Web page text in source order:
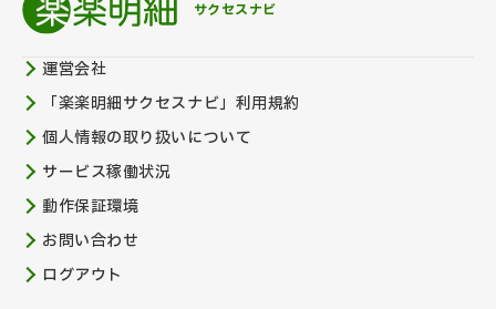
サクセスナビ
運営会社
「楽楽明細サクセスナビ」利用規約
個人情報の取り扱いについて
サービス稼働状況
動作保証環境
お問い合わせ
ログアウト